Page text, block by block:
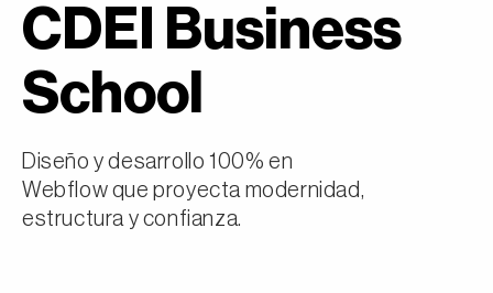
CDEI Business
School
Diseño y desarrollo 100% en
Webflow que proyecta modernidad,
estructura y confianza.